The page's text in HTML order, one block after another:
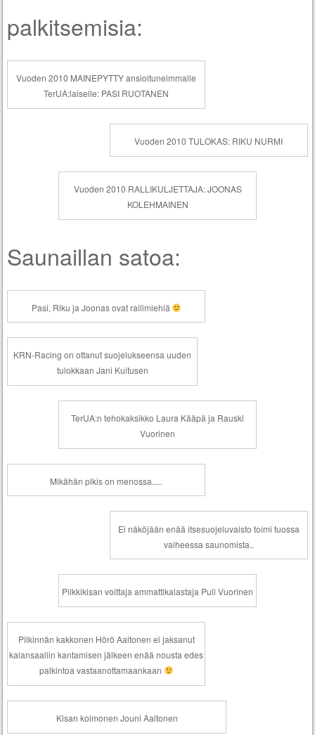
palkitsemisia:
Vuoden 2010 MAINEPYTTY ansioituneimmalle
TerUA:laiselle: PASI RUOTANEN
Vuoden 2010 TULOKAS: RIKU NURMI
Vuoden 2010 RALLIKULJETTAJA: JOONAS
KOLEHMAINEN
Saunaillan satoa:
Pasi, Riku ja Joonas ovat rallimiehiä
KRN-Racing on ottanut suojelukseensa uuden
tulokkaan Jani Kuitusen
TerUA:n tehokaksikko Laura Kääpä ja Rauski
Vuorinen
Mikähän pikis on menossa.....
Ei näköjään enää itsesuojeluvaisto toimi tuossa
vaiheessa saunomista..
Pilkkikisan voittaja ammattikalastaja Puli Vuorinen
Pilkinnän kakkonen Hörö Aaltonen ei jaksanut
kalansaaliin kantamisen jälkeen enää nousta edes
palkintoa vastaanottamaankaan
Kisan kolmonen Jouni Aaltonen